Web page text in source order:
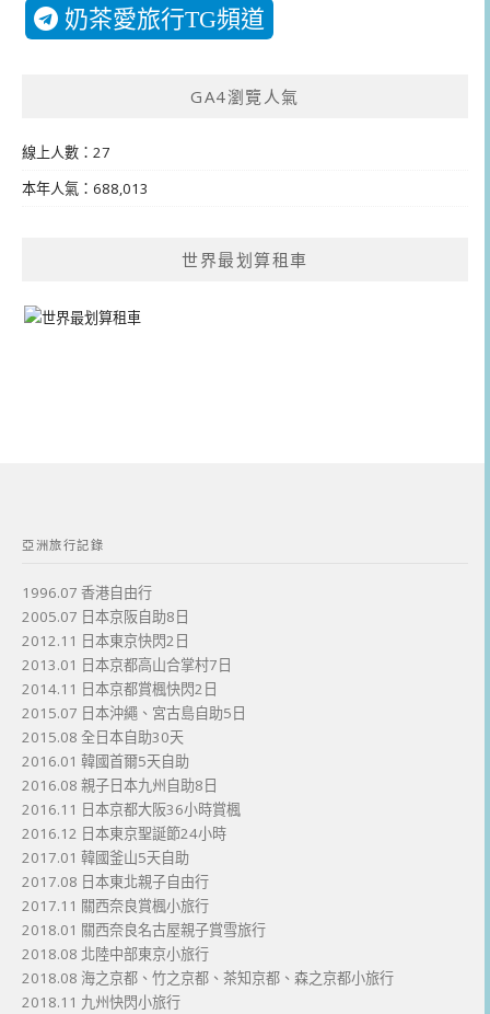
奶茶愛旅行TG頻道
GA4瀏覽人氣
線上人數：27
本年人氣：688,013
世界最划算租車
亞洲旅行記錄
1996.07 香港自由行
2005.07 日本京阪自助8日
2012.11 日本東京快閃2日
2013.01 日本京都高山合掌村7日
2014.11 日本京都賞楓快閃2日
2015.07 日本沖繩、宮古島自助5日
2015.08 全日本自助30天
2016.01 韓國首爾5天自助
2016.08 親子日本九州自助8日
2016.11 日本京都大阪36小時賞楓
2016.12 日本東京聖誕節24小時
2017.01 韓國釜山5天自助
2017.08 日本東北親子自由行
2017.11 關西奈良賞楓小旅行
2018.01 關西奈良名古屋親子賞雪旅行
2018.08 北陸中部東京小旅行
2018.08 海之京都、竹之京都、茶知京都、森之京都小旅行
2018.11 九州快閃小旅行